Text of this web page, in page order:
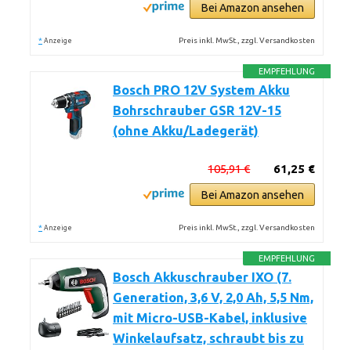
Bei Amazon ansehen
* Anzeige Preis inkl. MwSt., zzgl. Versandkosten
EMPFEHLUNG
Bosch PRO 12V System Akku
Bohrschrauber GSR 12V-15
(ohne Akku/Ladegerät)
61,25 €
105,91 €
Bei Amazon ansehen
* Anzeige Preis inkl. MwSt., zzgl. Versandkosten
EMPFEHLUNG
Bosch Akkuschrauber IXO (7.
Generation, 3,6 V, 2,0 Ah, 5,5 Nm,
mit Micro-USB-Kabel, inklusive
Winkelaufsatz, schraubt bis zu